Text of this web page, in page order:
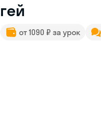
от 1090 ₽ за урок